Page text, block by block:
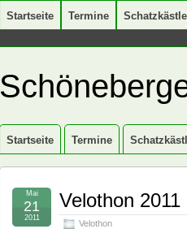
Startseite Termine
Startseite Termine
Velothon 2011
Velothon
Mai
21
2011